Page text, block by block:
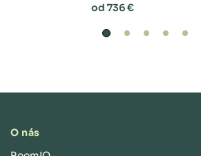
od 736 €
O nás